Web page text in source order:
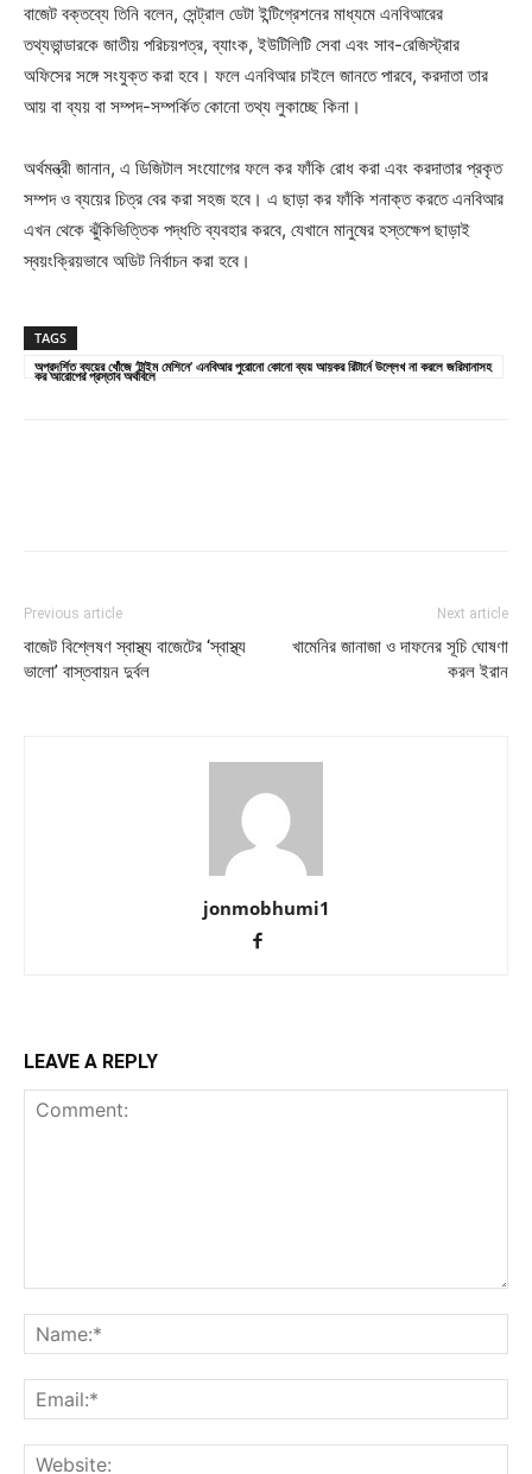
বাজেট বক্তব্যে তিনি বলেন, সেন্ট্রাল ডেটা ইন্টিগ্রেশনের মাধ্যমে এনবিআরের
তথ্যভান্ডারকে জাতীয় পরিচয়পত্র, ব্যাংক, ইউটিলিটি সেবা এবং সাব-রেজিস্ট্রার
অফিসের সঙ্গে সংযুক্ত করা হবে। ফলে এনবিআর চাইলে জানতে পারবে, করদাতা তার
আয় বা ব্যয় বা সম্পদ-সম্পর্কিত কোনো তথ্য লুকাচ্ছে কিনা।
অর্থমন্ত্রী জানান, এ ডিজিটাল সংযোগের ফলে কর ফাঁকি রোধ করা এবং করদাতার প্রকৃত
সম্পদ ও ব্যয়ের চিত্র বের করা সহজ হবে। এ ছাড়া কর ফাঁকি শনাক্ত করতে এনবিআর
এখন থেকে ঝুঁকিভিত্তিক পদ্ধতি ব্যবহার করবে, যেখানে মানুষের হস্তক্ষেপ ছাড়াই
স্বয়ংক্রিয়ভাবে অডিট নির্বাচন করা হবে।
TAGS
অপ্রদর্শিত ব্যয়ের খোঁজে ‘টাইম মেশিনে’ এনবিআর পুরোনো কোনো ব্যয় আয়কর রিটার্নে উল্লেখ না করলে জরিমানাসহ
কর আরোপের প্রস্তাব অর্থবিলে
Previous article
বাজেট বিশ্লেষণ স্বাস্থ্য বাজেটের ‘স্বাস্থ্য
ভালো’ বাস্তবায়ন দুর্বল
Next article
খামেনির জানাজা ও দাফনের সূচি ঘোষণা
করল ইরান
jonmobhumi1
LEAVE A REPLY